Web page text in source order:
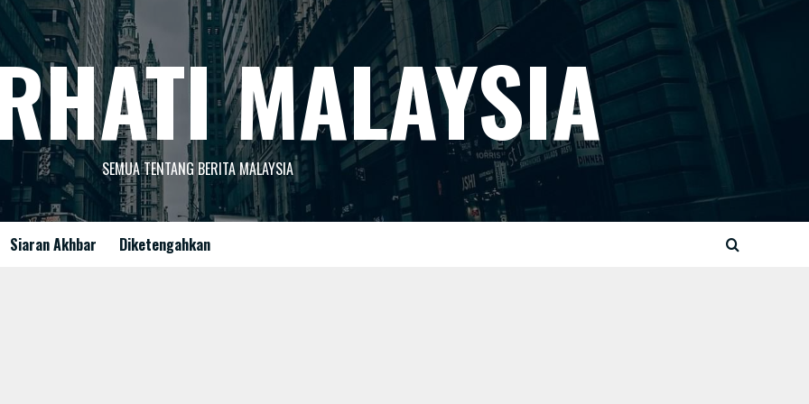
MALAYSIA
SEMUA TENTANG BERITA MALAYSIA
Siaran Akhbar Diketengahkan